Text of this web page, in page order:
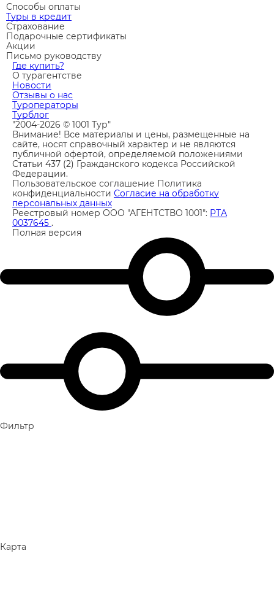
Способы оплаты
Туры в кредит
Страхование
Подарочные сертификаты
Акции
Письмо руководству
Где купить?
О турагентстве
Новости
Отзывы о нас
Туроператоры
Турблог
"2004-2026 © 1001 Тур"
Внимание! Все материалы и цены, размещенные на
сайте, носят справочный характер и не являются
публичной офертой, определяемой положениями
Статьи 437 (2) Гражданского кодекса Российской
Федерации.
Пользовательское соглашение Политика
конфиденциальности Согласие на обработку
персональных данных
Реестровый номер ООО "АГЕНТСТВО 1001": РТА
0037645 .
Полная версия
Фильтр
Карта